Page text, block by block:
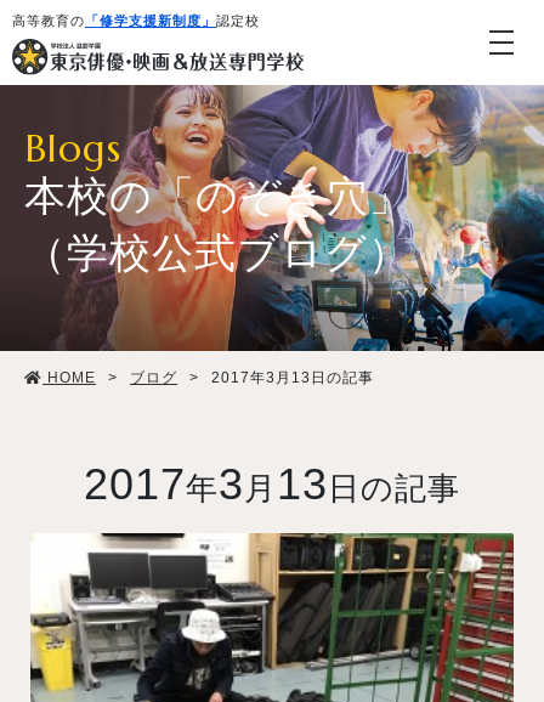
高等教育の 「修学支援新制度」 認定校
学校紹介・教育システム
学生生活
就職・デビュー
入試案内
学校情報
Blogs
本校の「のぞき穴」
（学校公式ブログ）
HOME > ブログ > 2017年3月13日の記事
2017年3 月 13 日の記事